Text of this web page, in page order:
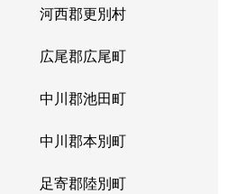
河西郡更別村
広尾郡広尾町
中川郡池田町
中川郡本別町
足寄郡陸別町